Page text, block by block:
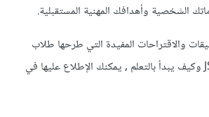
الشخصية وأهدافك المهنية المستقبلية.
والاقتراحات المفيدة التي طرحها طلاب
ومعلمون يريدون تعلم JS وكيف يبدأ بالتعلم , يمكنك الإطلاع عليها في